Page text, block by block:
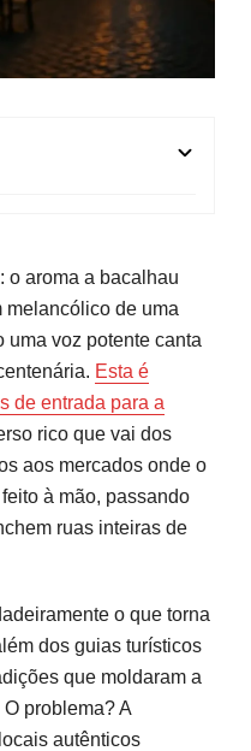
De Lisboa ao
Hoje: Locais,
e na Economia
em 2026:
no seu quotidiano
o aroma a bacalhau
melancólico de uma
uma voz potente canta
Esta é
de entrada para a
rico que vai dos
aos mercados onde o
à mão, passando
ruas inteiras de
o que torna
dos guias turísticos
que moldaram a
problema? A
autênticos